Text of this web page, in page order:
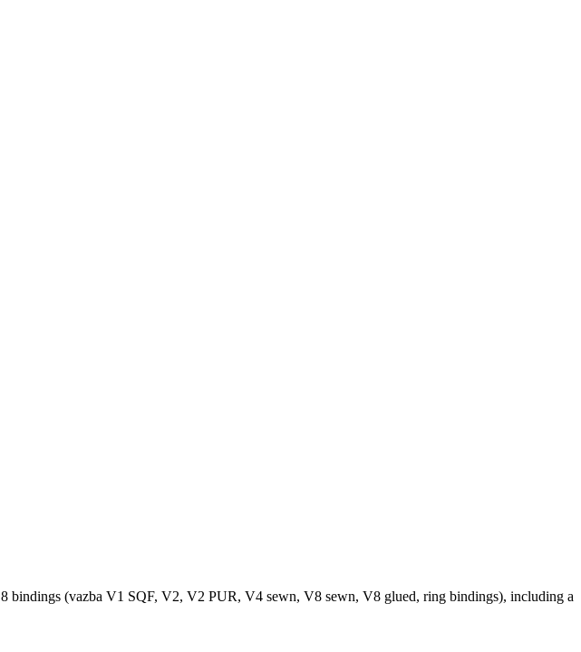
bindings (vazba V1 SQF, V2, V2 PUR, V4 sewn, V8 sewn, V8 glued, ring bindings), including a